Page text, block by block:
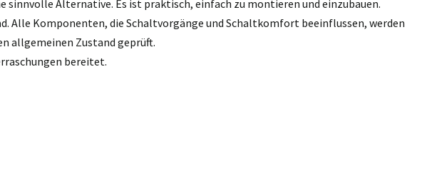
sinnvolle Alternative. Es ist praktisch, einfach zu montieren und einzubauen.
Alle Komponenten, die Schaltvorgänge und Schaltkomfort beeinflussen, werden
allgemeinen Zustand geprüft.
bereitet.